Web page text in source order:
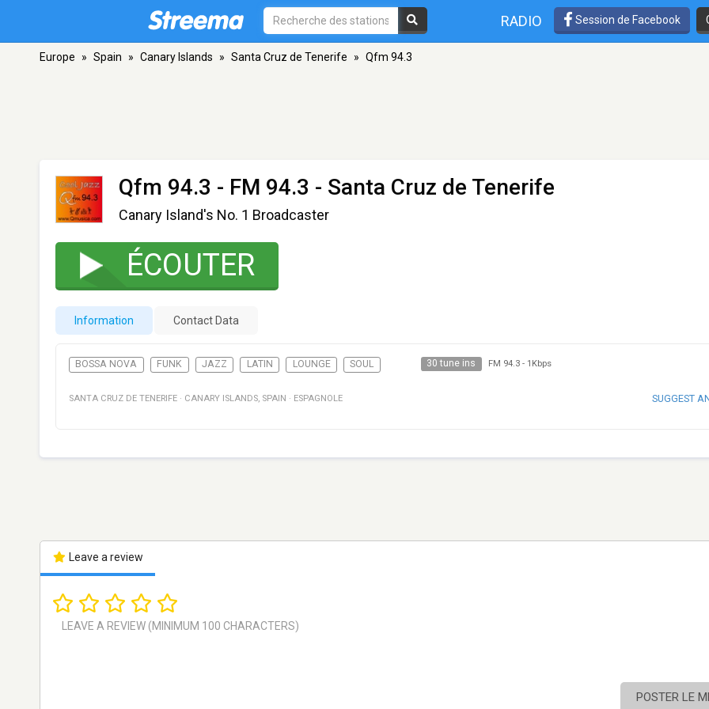
RADIO Session de Facebook
Europe » Spain » Canary Islands » Santa Cruz de Tenerife » Qfm 94.3
Qfm 94.3 - FM 94.3 - Santa Cruz de Tenerife
Canary Island's No. 1 Broadcaster
ÉCOUTER
Information Contact Data
BOSSA NOVA FUNK JAZZ LATIN LOUNGE SOUL 30 tune ins FM 94.3- 1Kbps
SANTA CRUZ DE TENERIFE · CANARY ISLANDS, SPAIN · ESPAGNOLE SUGGEST
Leave a review
POSTER LE